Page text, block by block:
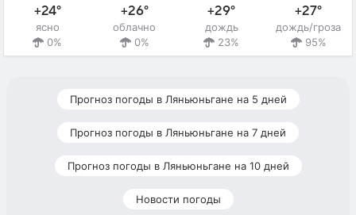
+24°
ясно
0%
+26°
облачно
0%
+29°
дождь
23%
+27°
дождь/гроза
95%
Прогноз погоды в Ляньюньгане на 5 дней
Прогноз погоды в Ляньюньгане на 7 дней
Прогноз погоды в Ляньюньгане на 10 дней
Новости погоды